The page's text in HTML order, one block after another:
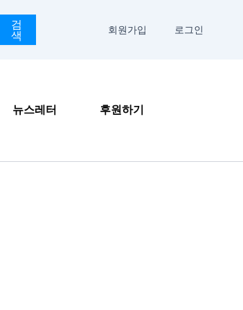
검
색
회원가입 로그인
뉴스레터 후원하기